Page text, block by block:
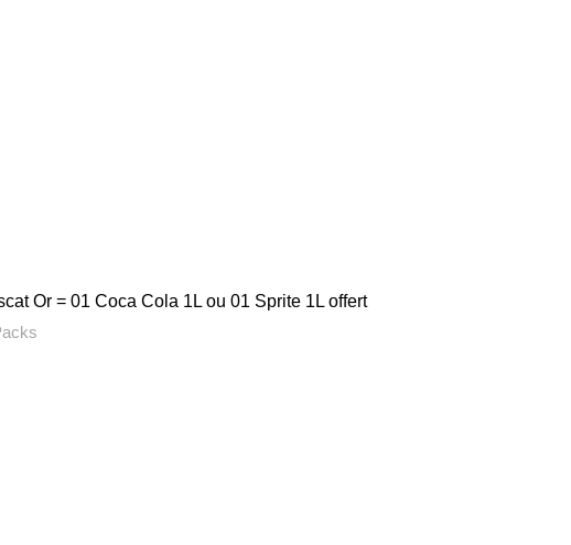
Or = 01 Coca Cola 1L ou 01 Sprite 1L offert